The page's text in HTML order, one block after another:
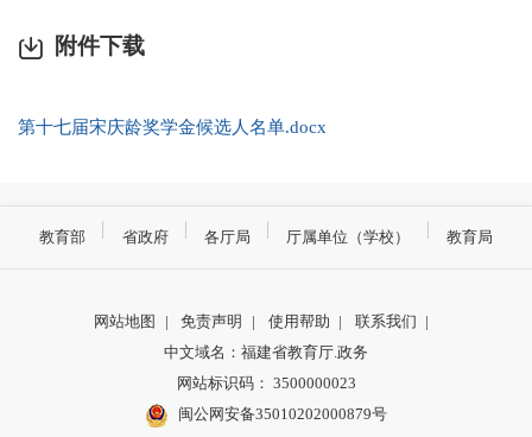
附件下载
第十七届宋庆龄奖学金候选人名单.docx
教育部 省政府 各厅局 厅属单位（学校） 教育局
网站地图 | 免责声明 | 使用帮助 | 联系我们 |
中文域名：福建省教育厅.政务
网站标识码： 3500000023
闽公网安备35010202000879号